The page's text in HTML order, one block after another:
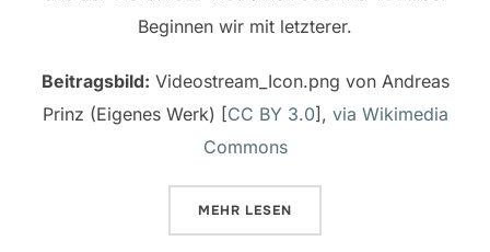
Beginnen wir mit letzterer.
Beitragsbild: Videostream_Icon.png von Andreas
Prinz (Eigenes Werk) [CC BY 3.0], via Wikimedia
Commons
MEHR ÜBER „BEWEGENDE UND
LESEN